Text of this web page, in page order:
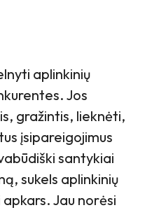
aplinkinių
Jos
gražintis, lieknėti,
įsipareigojimus
santykiai
sukels aplinkinių
Jau norėsi